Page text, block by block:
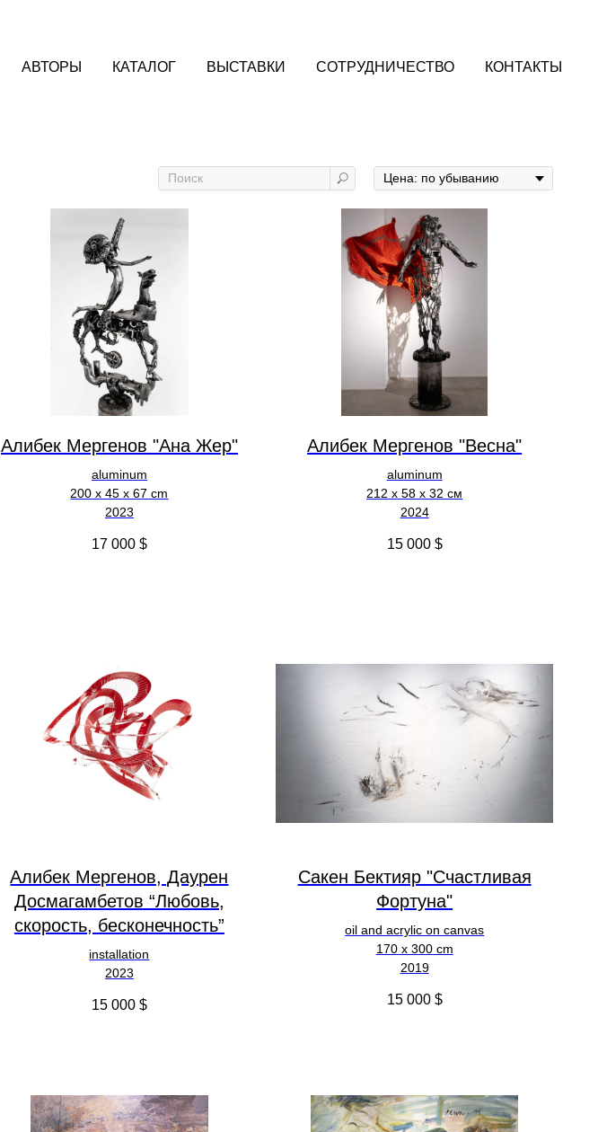
АВТОРЫ КАТАЛОГ ВЫСТАВКИ СОТРУДНИЧЕСТВО КОНТАКТЫ
Алибек Мергенов "Ана Жер"
aluminum
200 х 45 х 67 cm
2023
17 000 $
Алибек Мергенов "Весна"
aluminum
212 х 58 х 32 см
2024
15 000 $
Алибек Мергенов, Даурен
Досмагамбетов “Любовь,
скорость, бесконечность”
installation
2023
15 000 $
Сакен Бектияр "Счастливая
Фортуна"
oil and acrylic on canvas
170 x 300 cm
2019
15 000 $